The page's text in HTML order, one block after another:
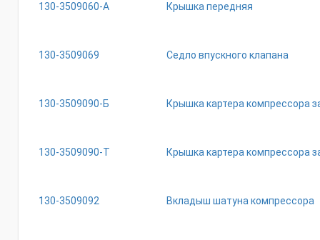
130-3509060-А Крышка передняя
130-3509069 Седло впускного клапана
130-3509090-Б Крышка картера компрессора
130-3509090-Т Крышка картера компрессора
130-3509092 Вкладыш шатуна компрессора